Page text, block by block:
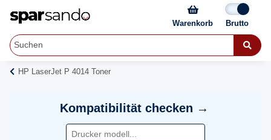
Warenkorb
HP LaserJet P 4014 Toner
Kompatibilität checken →